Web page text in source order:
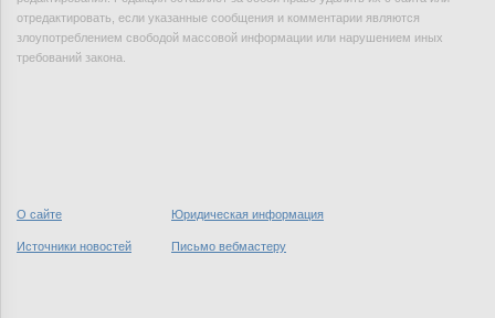
отредактировать, если указанные сообщения и комментарии являются
злоупотреблением свободой массовой информации или нарушением иных
требований закона.
О сайте Юридическая информация
Источники новостей Письмо вебмастеру